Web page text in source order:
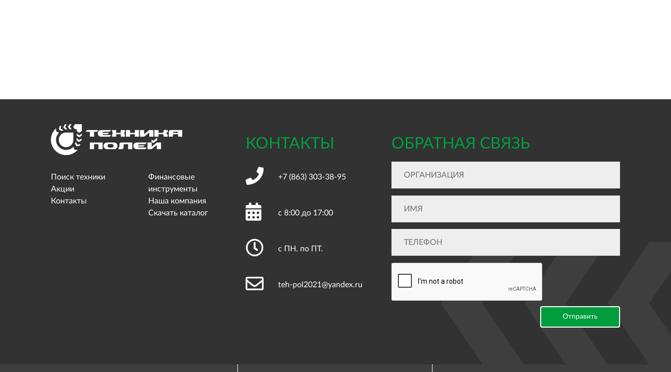
Поиск техники
Акции
Контакты
Финансовые
инструменты
Наша компания
Скачать каталог
КОНТАКТЫ
+7 (863)303-38-95
с 8:00 до 17:00
с ПН. по ПТ.
teh-pol2021@yandex.ru
ОБРАТНАЯ СВЯЗЬ
Отправить